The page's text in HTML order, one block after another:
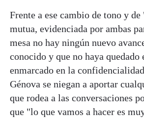
Frente a ese cambio de tono y
mutua, evidenciada por ambas
mesa no hay ningún nuevo
conocido y que no haya quedado
enmarcado en la
Génova se niegan a aportar
que rodea a las conversaciones
que "lo que vamos a hacer es